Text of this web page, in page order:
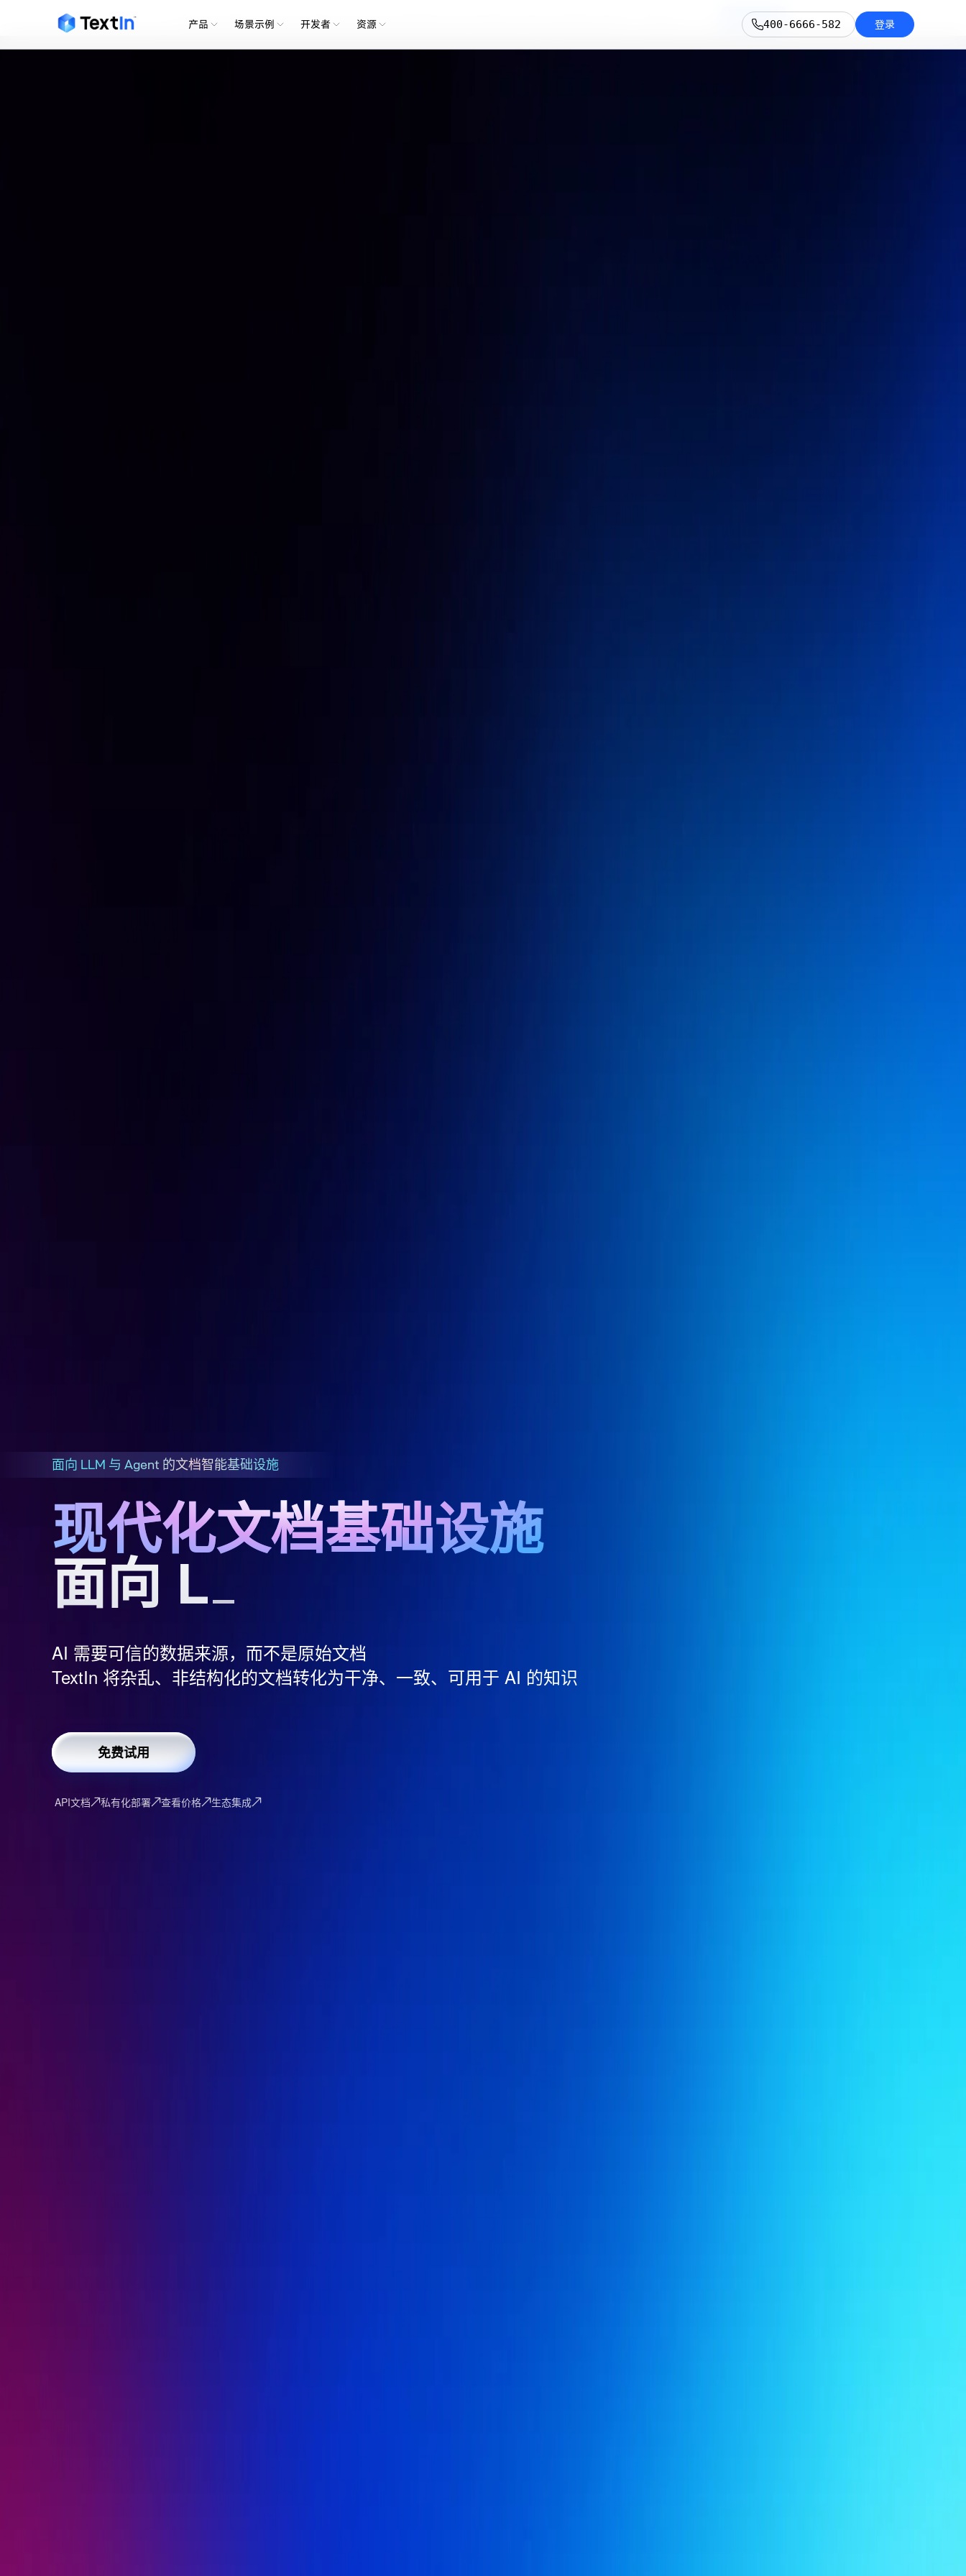
Choose another country or region to see content specific to your location and use products online. Continue
产品 场景示例 开发者 资源 400-6666-582 登录
面向 LLM 与 Agent 的文档智能基础设施
现代化文档基础设施
面向 LLMs
AI 需要可信的数据来源，而不是原始文档
TextIn 将杂乱、非结构化的文档转化为干净、一致、可用于 AI 的知识
免费试用
API文档 私有化部署 查看价格 生态集成